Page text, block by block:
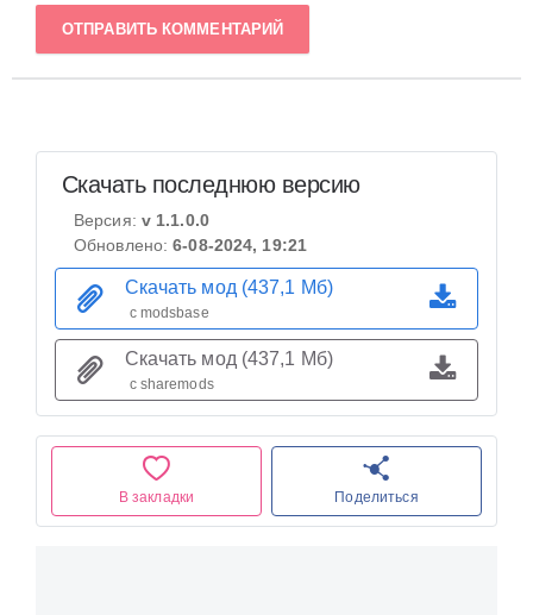
ОТПРАВИТЬ КОММЕНТАРИЙ
В закладки Поделиться
Скачать последнюю версию
Версия: v 1.1.0.0
Обновлено:6-08-2024, 19:21
Скачать мод (437,1 Мб)
с modsbase
Скачать мод (437,1 Мб)
с sharemods